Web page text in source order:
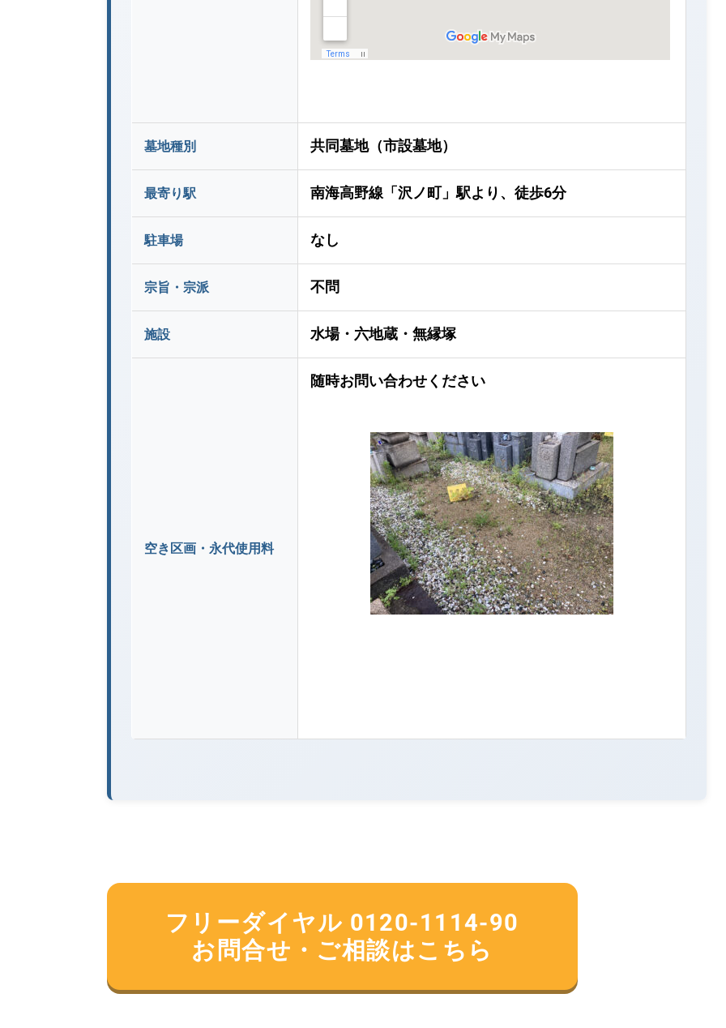
墓地種別 共同墓地（市設墓地）
最寄り駅 南海高野線「沢ノ町」駅より、徒歩6分
駐車場 なし
宗旨・宗派 不問
施設 水場・六地蔵・無縁塚
空き区画・永代使用料
随時お問い合わせください
フリーダイヤル 0120-1114-90
お問合せ・ご相談はこちら